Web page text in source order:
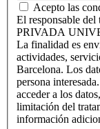
Acepto las
El responsable
PRIVADA
La finalidad es
actividades,
Barcelona. Los
persona
acceder a los
limitación del
información